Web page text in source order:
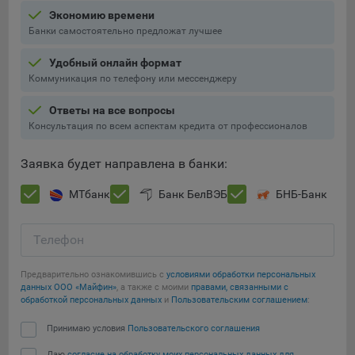
5.4. Создание и предоставление персонализированной
9.1. Технические (обязательные) файлы cookie, например,
для оставления отзыва либо комментария. Данные файлы
cookie используются в целях обеспечения корректной
системах. Вместе с тем, пользователь может настроить
браузер, чтобы он блокировал такие файлы сookie или
уведомлял пользователя об их использовании — но в таком
9.2. Функциональные файлы cookie, например,
используются для обеспечения работы некоторых
дополнительных функций сайтов, например, для хранения
пользователя или выбора языка, и для предотвращения
повторных прохождений опросов пользователями.
Экономию времени
Банки самостоятельно предложат лучшее
Удобный онлайн формат
Коммуникация по телефону или мессенджеру
Ответы на все вопросы
Консультация по всем аспектам кредита от профессионалов
Заявка будет направлена в банки:
МТбанк Банк БелВЭБ БНБ-Банк
Телефон
Предварительно ознакомившись с условиями обработки персональных
данных ООО «Майфин», а также с моими правами, связанными с
обработкой персональных данных и Пользовательским соглашением:
Принимаю условия Пользовательского соглашения